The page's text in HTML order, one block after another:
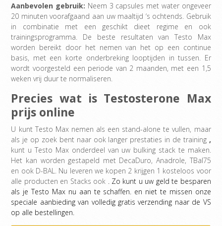
Aanbevolen gebruik: Neem 3 capsules met water ongeveer
20 minuten voorafgaand aan uw maaltijd ‘s ochtends. Gebruik
in combinatie met een geschikt dieet regime en ook
trainingsprogramma. De beste resultaten van Testo Max
worden bereikt door het nemen van het op een continue
basis, met een korte onderbreking looptijden in tussen. Er
wordt voorgesteld een periode van 2 maanden, met een 1,5
weken vrij duur te normaliseren.
Precies wat is Testosterone Max
prijs online
U kunt Testo Max nemen als een stand-alone te vullen, maar
als je op zoek bent naar ook langer prestaties in de training ,
kunt u Testo Max onderdeel van uw bulking stack te maken.
Het kan worden gestapeld met DecaDuro, Anadrole, TBal75
en ook D-BAL. Nu leveren we kopen 2 krijgen 1 kosteloos voor
alle producten en Stacks ook
. Zo kunt u uw geld te besparen
als je Testo Max nu aan te schaffen. en niet te missen onze
speciale aanbieding van volledig gratis verzending naar de VS
op alle bestellingen.